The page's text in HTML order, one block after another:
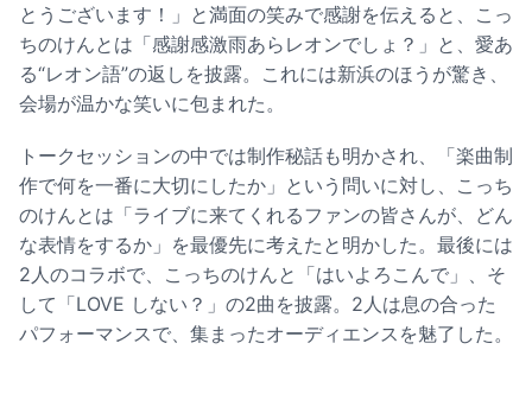
とうございます！」と満面の笑みで感謝を伝えると、こっ
ちのけんとは「感謝感激雨あらレオンでしょ？」と、愛あ
る“レオン語”の返しを披露。これには新浜のほうが驚き、
会場が温かな笑いに包まれた。
トークセッションの中では制作秘話も明かされ、「楽曲制
作で何を一番に大切にしたか」という問いに対し、こっち
のけんとは「ライブに来てくれるファンの皆さんが、どん
な表情をするか」を最優先に考えたと明かした。最後には
2人のコラボで、こっちのけんと「はいよろこんで」、そ
して「LOVE しない？」の2曲を披露。2人は息の合った
パフォーマンスで、集まったオーディエンスを魅了した。